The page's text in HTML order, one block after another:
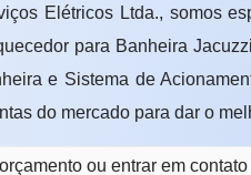
Elétricos Ltda., somos
para Banheira
e Sistema de
do mercado para dar o
ou entrar em